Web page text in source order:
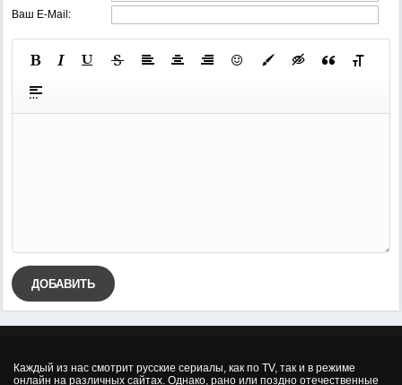
Ваш E-Mail:
ДОБАВИТЬ
Каждый из нас смотрит русские сериалы, как по TV, так и в режиме
онлайн на различных сайтах. Однако, рано или поздно отечественные